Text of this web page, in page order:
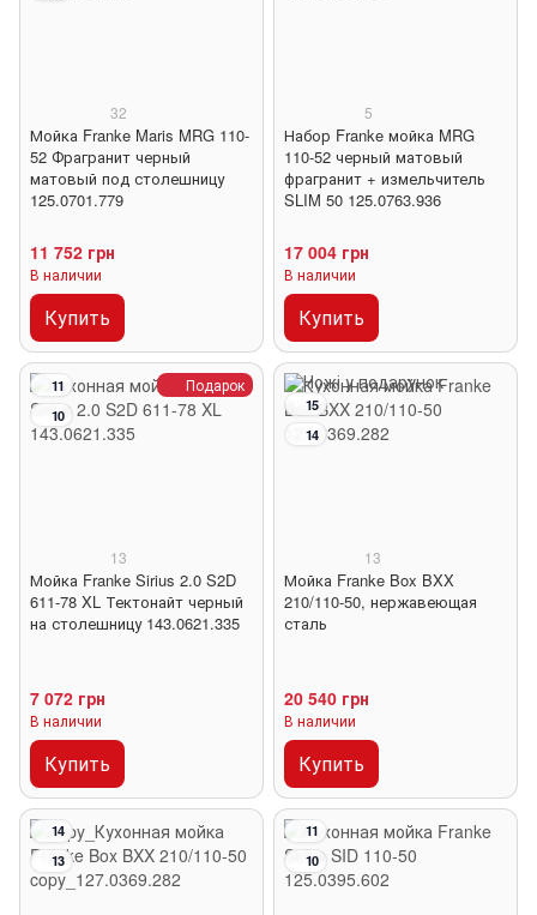
32
Мойка Franke Maris MRG 110-
52 Фрагранит черный
матовый под столешницу
125.0701.779
11 752 грн
В наличии
Купить
5
Набор Franke мойка MRG
110-52 черный матовый
фрагранит + измельчитель
SLIM 50 125.0763.936
17 004 грн
В наличии
Купить
Подарок
11
10
13
Мойка Franke Sirius 2.0 S2D
611-78 XL Тектонайт черный
на столешницу 143.0621.335
7 072 грн
В наличии
Купить
15
14
13
Мойка Franke Box BXX
210/110-50, нержавеющая
сталь
20 540 грн
В наличии
Купить
14
13
11
10